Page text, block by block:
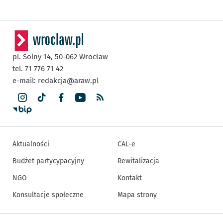
pl. Solny 14, 50-062 Wrocław
tel. 71 776 71 42
e-mail: redakcja@araw.pl
Aktualności
Budżet partycypacyjny
NGO
Konsultacje społeczne
CAL-e
Rewitalizacja
Kontakt
Mapa strony